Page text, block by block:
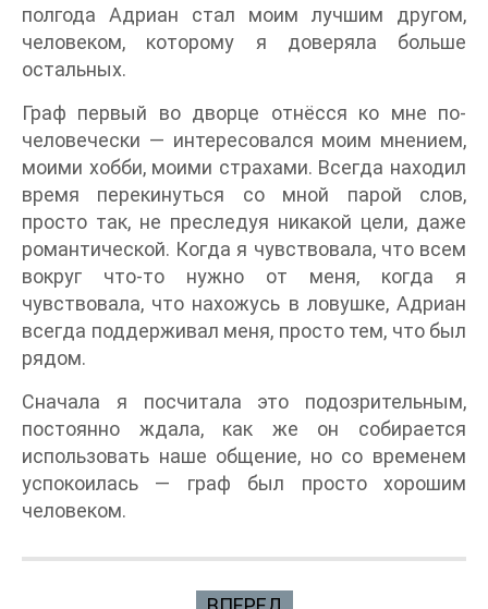
полгода Адриан стал моим лучшим другом,
человеком, которому я доверяла больше
остальных.
Граф первый во дворце отнёсся ко мне по-
человечески — интересовался моим мнением,
моими хобби, моими страхами. Всегда находил
время перекинуться со мной парой слов,
просто так, не преследуя никакой цели, даже
романтической. Когда я чувствовала, что всем
вокруг что-то нужно от меня, когда я
чувствовала, что нахожусь в ловушке, Адриан
всегда поддерживал меня, просто тем, что был
рядом.
Сначала я посчитала это подозрительным,
постоянно ждала, как же он собирается
использовать наше общение, но со временем
успокоилась — граф был просто хорошим
человеком.